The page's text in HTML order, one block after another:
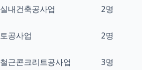
실내건축공사업 2명
토공사업 2명
철근콘크리트공사업 3명